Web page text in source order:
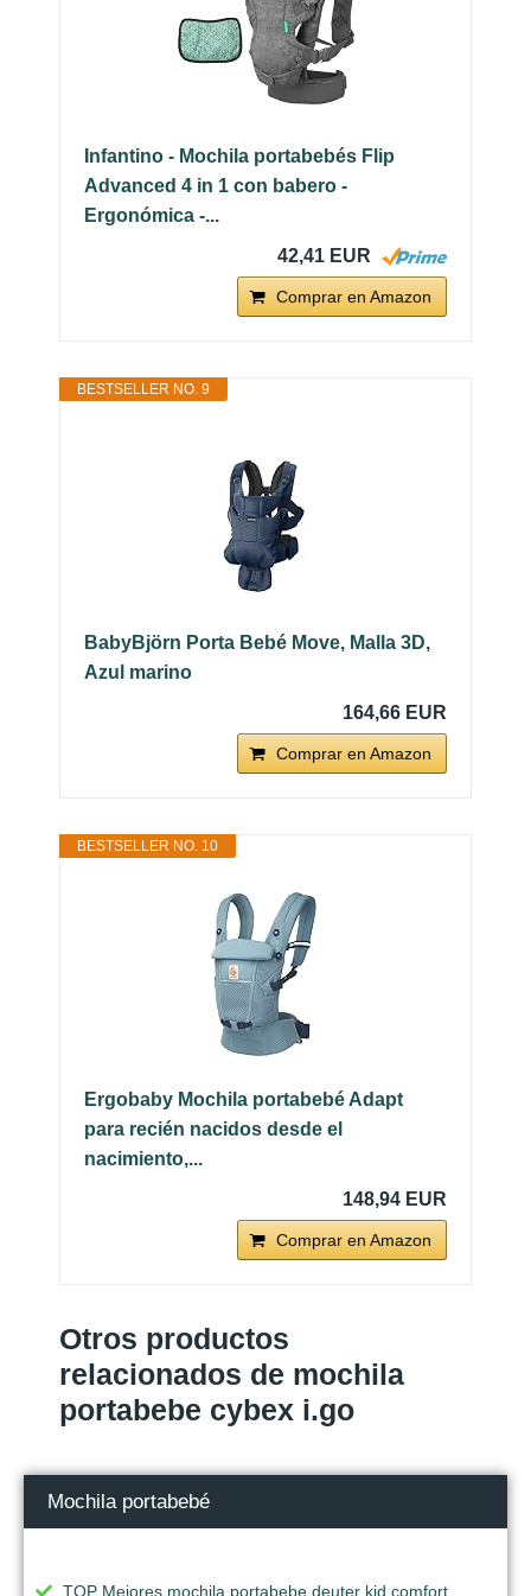
Infantino - Mochila portabebés Flip
Advanced 4 in 1 con babero -
Ergonómica -...
42,41 EUR
Comprar en Amazon
BESTSELLER NO. 9
BabyBjörn Porta Bebé Move, Malla 3D,
Azul marino
164,66 EUR
Comprar en Amazon
BESTSELLER NO. 10
Ergobaby Mochila portabebé Adapt
para recién nacidos desde el
nacimiento,...
148,94 EUR
Comprar en Amazon
Otros productos
relacionados de mochila
portabebe cybex i.go
Mochila portabebé
TOP Mejores mochila portabebe deuter kid comfort